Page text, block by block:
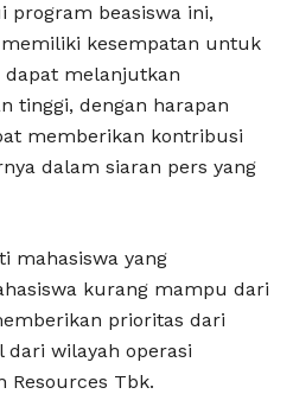
program beasiswa ini,
kesempatan untuk
melanjutkan
tinggi, dengan harapan
memberikan kontribusi
dalam siaran pers yang
mahasiswa yang
kurang mampu dari
prioritas dari
dari wilayah operasi
Resources Tbk.